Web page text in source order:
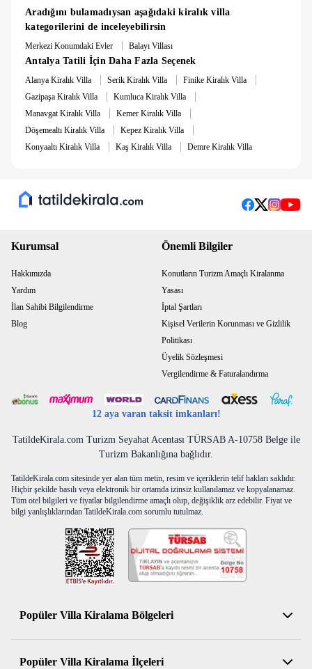
Belek Kadriye'de modern bir tatil deneyimi yaşamak isteyenler
için bu dubleks villa, ideal bir seçenektir. Kendinizi evinizde
hissedeceğiniz, lüks bir tatil deneyimi yaşayabileceğiniz bir
villa arıyorsanız, bu villa tam size göre.
Kanepe'de 1 kişi daha kalabilir.
İlanımızın havuzu 20 Nisan itibariyle açıktır.
Aradığını bulamadıysan aşağıdaki kiralık villa
kategorilerini de inceleyebilirsin
Merkezi Konumdaki Evler | Balayı Villası
Antalya Tatili İçin Daha Fazla Seçenek
Alanya Kiralık Villa | Serik Kiralık Villa | Finike Kiralık Villa |
Gazipaşa Kiralık Villa | Kumluca Kiralık Villa |
Manavgat Kiralık Villa | Kemer Kiralık Villa |
Döşemealtı Kiralık Villa | Kepez Kiralık Villa |
Konyaaltı Kiralık Villa | Kaş Kiralık Villa | Demre Kiralık Villa
Kurumsal
Hakkımızda
Yardım
İlan Sahibi Bilgilendirme
Blog
Önemli Bilgiler
Konutların Turizm Amaçlı Kiralanma
Yasası
İptal Şartları
Kişisel Verilerin Korunması ve Gizlilik
Politikası
Üyelik Sözleşmesi
Vergilendirme & Faturalandırma
12 aya varan taksit imkanları!
TatildeKirala.com Turizm Seyahat Acentası TÜRSAB A-10758 Belge ile
Turizm Bakanlığına bağlıdır.
TatildeKirala.com sitesinde yer alan tüm metin, resim ve içeriklerin telif hakları saklıdır.
Hiçbir şekilde basılı veya elektronik bir ortamda izinsiz kullanılamaz ve kopyalanamaz.
Tüm otel bilgileri ve fiyatlar bilgilendirme amaçlı olup, değişiklik arz edebilir. Fiyat ve
bilgi yanlışlıklarından TatildeKirala.com sorumlu tutulmaz.
Popüler Villa Kiralama Bölgeleri
Antalya Kiralık Villa
Muğla Kiralık Villa
Popüler Villa Kiralama İlçeleri